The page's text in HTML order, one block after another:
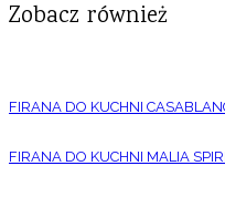
Zobacz również
FIRANA DO KUCHNI
FIRANA DO KUCHNI MALIA